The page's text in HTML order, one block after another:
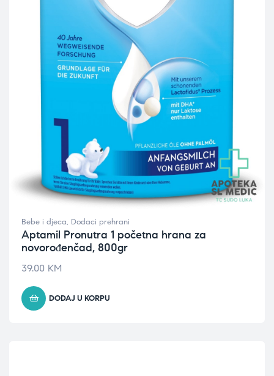
Bebe i djeca, Dodaci prehrani
Aptamil Pronutra 1 početna hrana za
novorođenčad, 800gr
39.00 KM
DODAJ U KORPU